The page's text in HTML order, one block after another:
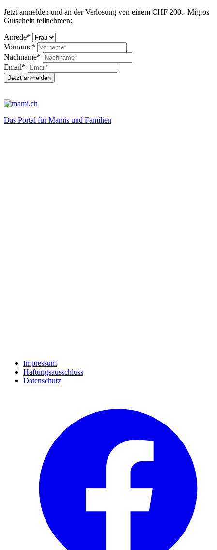
Jetzt anmelden und an der Verlosung von einem CHF 200.- Migros
Gutschein teilnehmen:
Anrede*
Vorname*
Nachname*
Email*
Jetzt anmelden
Das Portal für Mamis und Familien
Impressum
Haftungsausschluss
Datenschutz